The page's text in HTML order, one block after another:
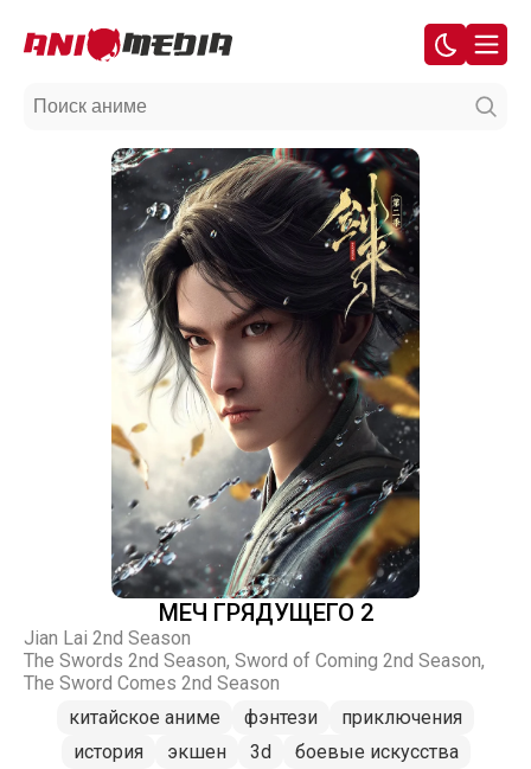
МЕЧ ГРЯДУЩЕГО 2
Jian Lai 2nd Season
The Swords 2nd Season, Sword of Coming 2nd Season,
The Sword Comes 2nd Season
китайское аниме
фэнтези
приключения
история
экшен 3d боевые искусства